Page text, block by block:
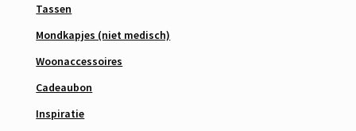
Tassen
Mondkapjes (niet medisch)
Woonaccessoires
Cadeaubon
Inspiratie